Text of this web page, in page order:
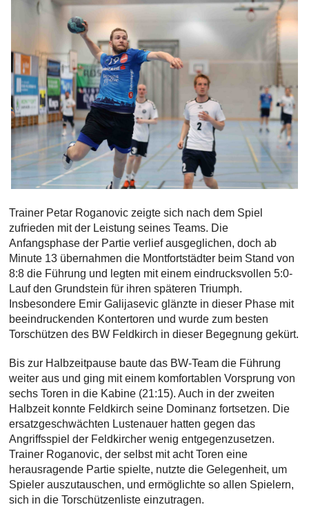
Trainer Petar Roganovic zeigte sich nach dem Spiel
zufrieden mit der Leistung seines Teams. Die
Anfangsphase der Partie verlief ausgeglichen, doch ab
Minute 13 übernahmen die Montfortstädter beim Stand von
8:8 die Führung und legten mit einem eindrucksvollen 5:0-
Lauf den Grundstein für ihren späteren Triumph.
Insbesondere Emir Galijasevic glänzte in dieser Phase mit
beeindruckenden Kontertoren und wurde zum besten
Torschützen des BW Feldkirch in dieser Begegnung gekürt.
Bis zur Halbzeitpause baute das BW-Team die Führung
weiter aus und ging mit einem komfortablen Vorsprung von
sechs Toren in die Kabine (21:15). Auch in der zweiten
Halbzeit konnte Feldkirch seine Dominanz fortsetzen. Die
ersatzgeschwächten Lustenauer hatten gegen das
Angriffsspiel der Feldkircher wenig entgegenzusetzen.
Trainer Roganovic, der selbst mit acht Toren eine
herausragende Partie spielte, nutzte die Gelegenheit, um
Spieler auszutauschen, und ermöglichte so allen Spielern,
sich in die Torschützenliste einzutragen.